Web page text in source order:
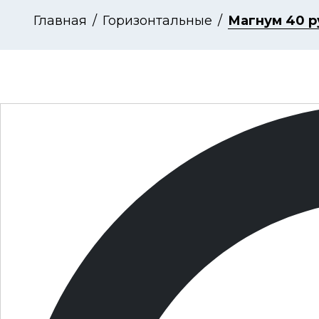
Главная Горизонтальные Магнум 40